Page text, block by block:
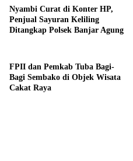
Nyambi Curat di Konter HP,
Penjual Sayuran Keliling
Ditangkap Polsek Banjar Agung
FPII dan Pemkab Tuba Bagi-
Bagi Sembako di Objek Wisata
Cakat Raya